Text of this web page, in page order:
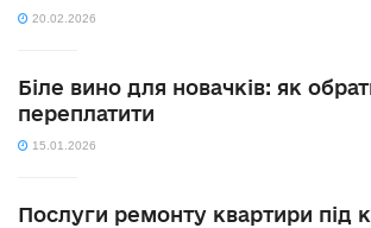
20.02.2026
Біле вино для новачків: як
переплатити
15.01.2026
Послуги ремонту квартири під